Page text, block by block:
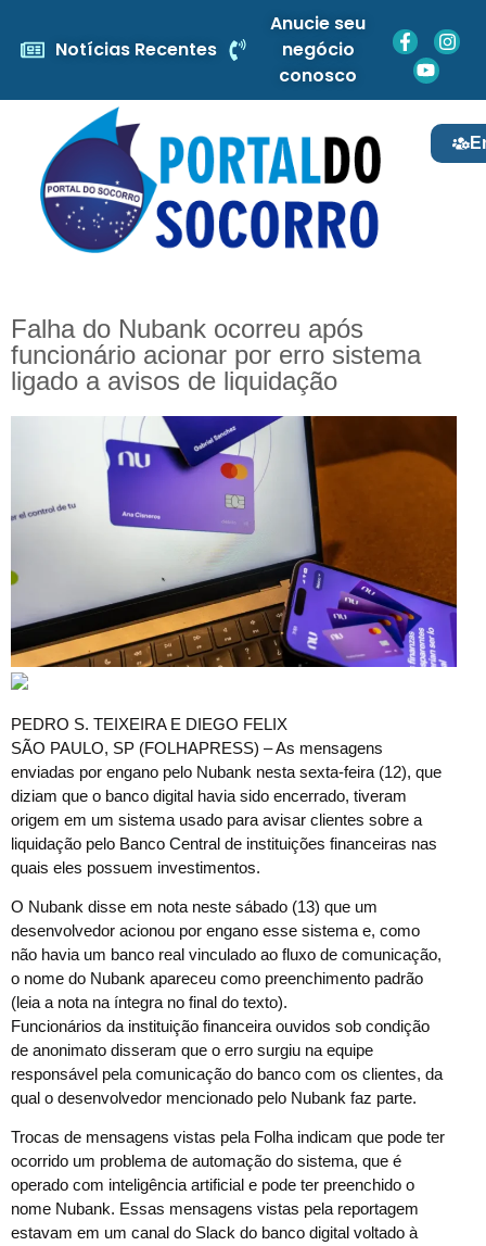
Notícias Recentes
Anucie seu
negócio
conosco
Falha do Nubank ocorreu após
funcionário acionar por erro sistema
ligado a avisos de liquidação
PEDRO S. TEIXEIRA E DIEGO FELIX
SÃO PAULO, SP (FOLHAPRESS) – As mensagens
enviadas por engano pelo Nubank nesta sexta-feira (12), que
diziam que o banco digital havia sido encerrado, tiveram
origem em um sistema usado para avisar clientes sobre a
liquidação pelo Banco Central de instituições financeiras nas
quais eles possuem investimentos.
O Nubank disse em nota neste sábado (13) que um
desenvolvedor acionou por engano esse sistema e, como
não havia um banco real vinculado ao fluxo de comunicação,
o nome do Nubank apareceu como preenchimento padrão
(leia a nota na íntegra no final do texto).
Funcionários da instituição financeira ouvidos sob condição
de anonimato disseram que o erro surgiu na equipe
responsável pela comunicação do banco com os clientes, da
qual o desenvolvedor mencionado pelo Nubank faz parte.
Trocas de mensagens vistas pela Folha indicam que pode ter
ocorrido um problema de automação do sistema, que é
operado com inteligência artificial e pode ter preenchido o
nome Nubank. Essas mensagens vistas pela reportagem
estavam em um canal do Slack do banco digital voltado à